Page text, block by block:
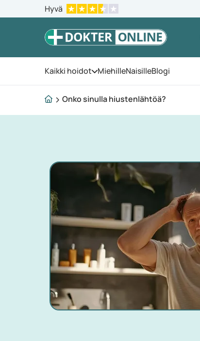
Hyvä
Kaikki hoidot Avaa valikko
MiehilleNaisilleBlogi
Onko sinulla hiustenlähtöä?